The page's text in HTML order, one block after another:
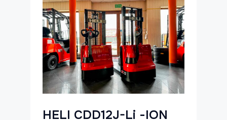
HELI CDD12J-Li -ION